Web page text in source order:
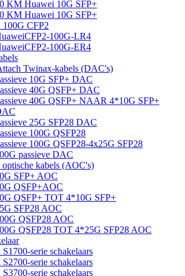
KM Huawei 10G SFP+
KM Huawei 10G SFP+
100G CFP2
100G-LR4
100G-ER4
Twinax-kabels (DAC's)
10G SFP+ DAC
40G QSFP+ DAC
40G QSFP+ NAAR 4*10G SFP+
25G SFP28 DAC
100G QSFP28
100G QSFP28-4x25G SFP28
passieve DAC
kabels (AOC's)
SFP+ AOC
QSFP+AOC
QSFP+ TOT 4*10G SFP+
SFP28 AOC
QSFP28 AOC
QSFP28 TOT 4*25G SFP28 AOC
serie schakelaars
serie schakelaars
serie schakelaars